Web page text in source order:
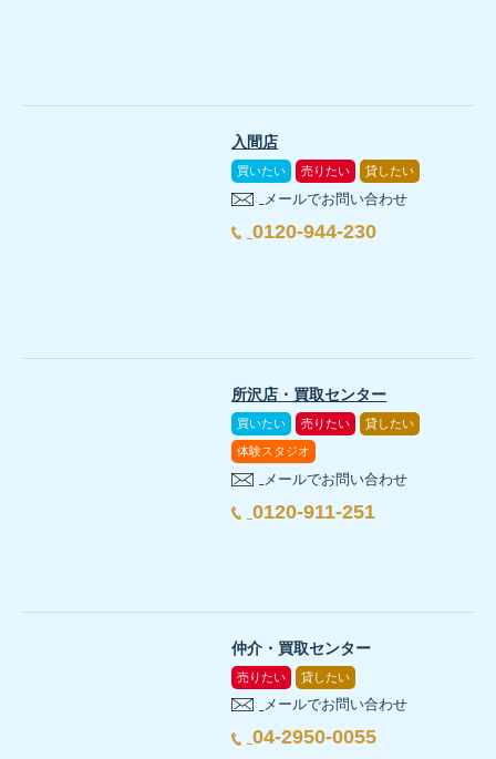
入間店
買いたい 売りたい 貸したい
メールでお問い合わせ
0120-944-230
所沢店・買取センター
買いたい 売りたい 貸したい
体験スタジオ
メールでお問い合わせ
0120-911-251
仲介・買取センター
売りたい 貸したい
メールでお問い合わせ
04-2950-0055